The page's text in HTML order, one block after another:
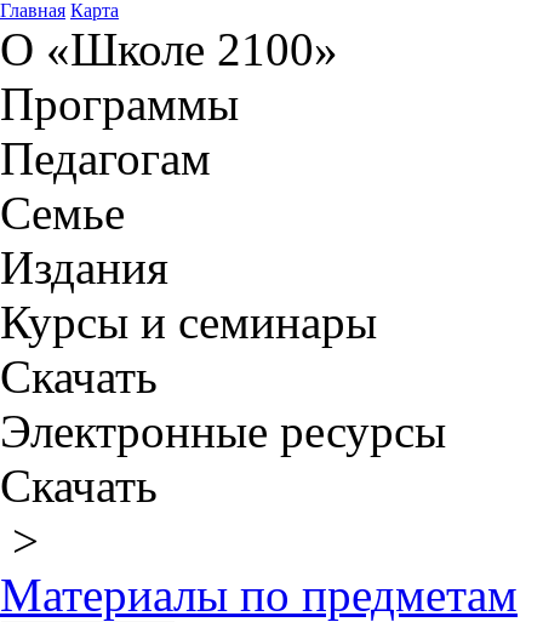
Главная Карта
О «Школе 2100»
Программы
Педагогам
Семье
Издания
Курсы и семинары
Скачать
Электронные ресурсы
Скачать
>
Материалы по предметам